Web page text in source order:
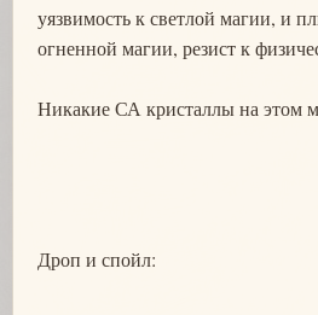
уязвимость к светлой магии, и
огненной магии, резист к
Никакие СА кристаллы на этом
Дроп и спойл: